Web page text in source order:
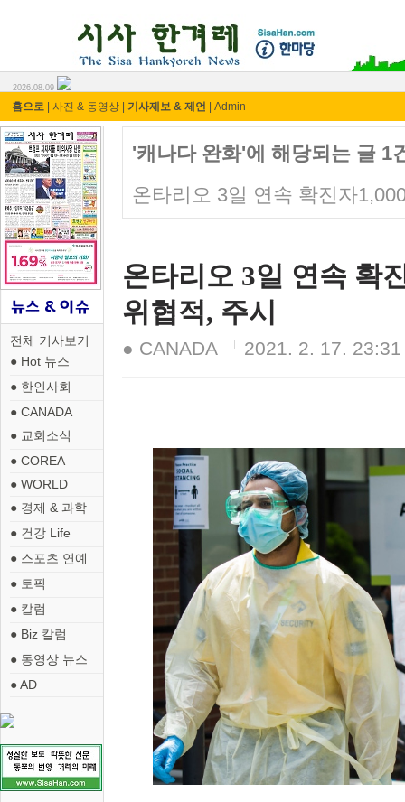
2026.08.09
홈으로 사진 & 동영상 기사제보 & 제언 Admin
전체 기사보기
● Hot 뉴스
● 한인사회
● CANADA
● 교회소식
● COREA
● WORLD
● 경제 & 과학
● 건강 Life
● 스포츠 연예
● 토픽
● 칼럼
● Biz 칼럼
● 동영상 뉴스
● AD
'캐나다 완화'에 해당되는 글 1
온타리오 3일 연속 확진자
온타리오 3일 연속 확
위협적, 주시
● CANADA 2021. 2. 17. 23:31